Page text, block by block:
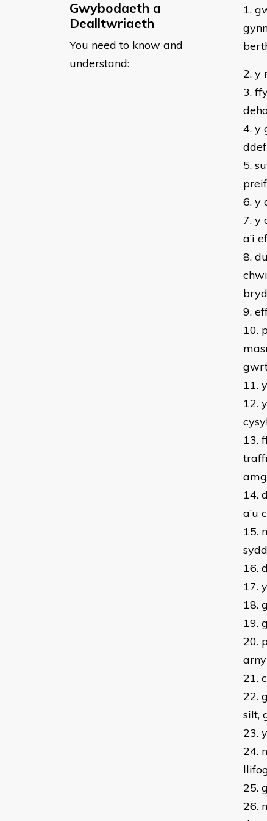
Gwybodaeth a
Dealltwriaeth
You need to know and
understand:
​1.
2. y
3.
4. y
5.
6. y
7. y
a’i
8.
9.
10.
11.
12.
13.
14.
a’u
15.
16.
17.
18.
19.
20.
21.
22.
silt,
23.
24.
25.
26.